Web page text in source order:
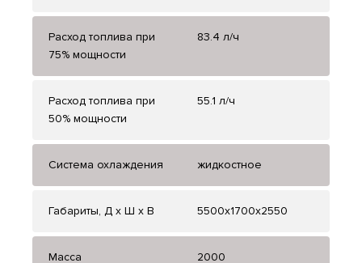
Расход топлива при
75% мощности
83.4 л/ч
Расход топлива при
50% мощности
55.1 л/ч
Система охлаждения жидкостное
Габариты, Д x Ш x В 5500x1700x2550
Масса 2000